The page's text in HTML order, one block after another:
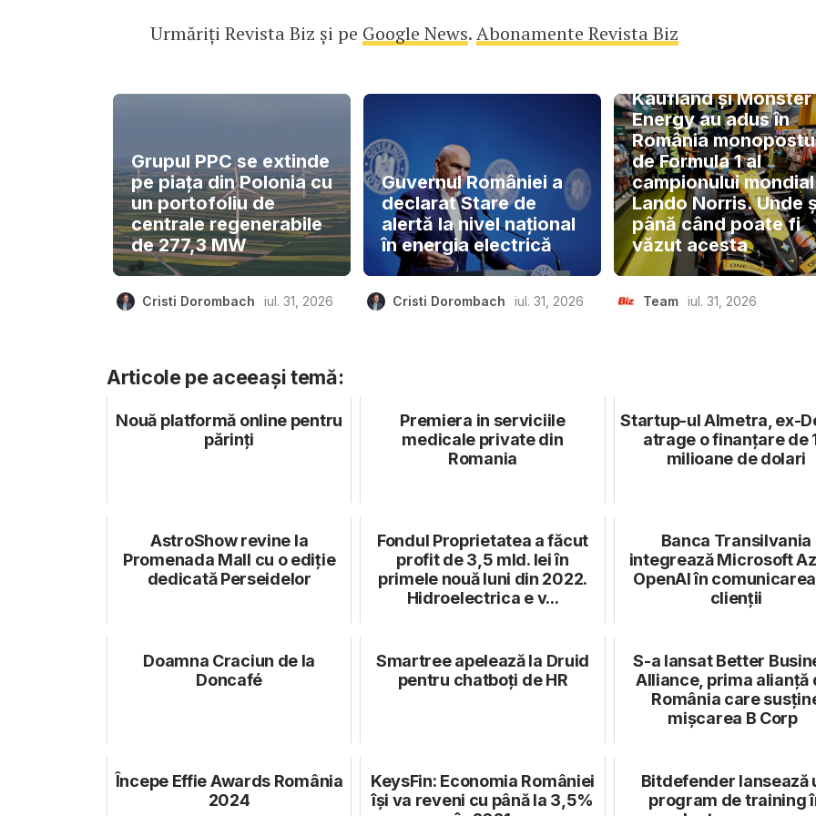
Urmăriți Revista Biz și pe Google News.Abonamente Revista Biz
Grupul PPC se extinde
pe piața din Polonia cu
un portofoliu de
centrale regenerabile
de 277,3 MW
Cristi Dorombach iul. 31, 2026
Guvernul României a
declarat Stare de
alertă la nivel național
în energia electrică
Cristi Dorombach iul. 31, 2026
Kaufland și Monster
Energy au adus în
România
de Formula 1 al
campionului mondial
Lando Norris. Unde
până când poate fi
văzut acesta
Team iul. 31, 2026
Articole pe aceeași temă:
Nouă platformă online pentru
părinți
Premiera in serviciile
medicale private din
Romania
Startup-ul Almetra, ex-
atrage o finanțare de
milioane de dolari
AstroShow revine la
Promenada Mall cu o ediție
dedicată Perseidelor
Fondul Proprietatea a făcut
profit de 3,5 mld. lei în
primele nouă luni din 2022.
Hidroelectrica e v...
Banca Transilvania
integrează Microsoft
OpenAI în
clienții
Doamna Craciun de la
Doncafé
Smartree apelează la Druid
pentru chatboți de HR
S-a lansat Better
Alliance, prima alianță
România care
mișcarea B Corp
Începe Effie Awards România
2024
KeysFin: Economia României
își va reveni cu până la 3,5%
Bitdefender lansează
program de training